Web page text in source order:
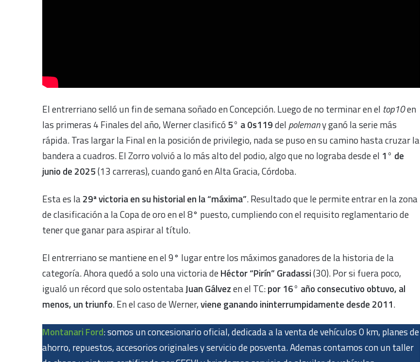
El entrerriano selló un fin de semana soñado en Concepción. Luego de no terminar en el top10en
las primeras 4 Finales del año, Werner clasificó 5° a 0s119del polemany ganó la serie más
rápida. Tras largar la Final en la posición de privilegio, nada se puso en su camino hasta cruzar la
bandera a cuadros. El Zorro volvió a lo más alto del podio, algo que no lograba desde el 1° de
junio de 2025(13 carreras), cuando ganó en Alta Gracia, Córdoba.
Esta es la29ª victoria en su historial en la “máxima”. Resultado que le permite entrar en la zona
de clasificación a la Copa de oro en el 8° puesto, cumpliendo con el requisito reglamentario de
tener que ganar para aspirar al título.
El entrerriano se mantiene en el 9° lugar entre los máximos ganadores de la historia de la
categoría. Ahora quedó a solo una victoria deHéctor “Pirín” Gradassi(30). Por si fuera poco,
igualó un récord que solo ostentabaJuan Gálvezen el TC:por 16° año consecutivo obtuvo, al
menos, un triunfo. En el caso de Werner,viene ganando ininterrumpidamente desde 2011.
Montanari Ford: somos un concesionario oficial, dedicada a la venta de vehículos 0 km, planes de
ahorro, repuestos, accesorios originales y servicio de posventa. Ademas contamos con un taller